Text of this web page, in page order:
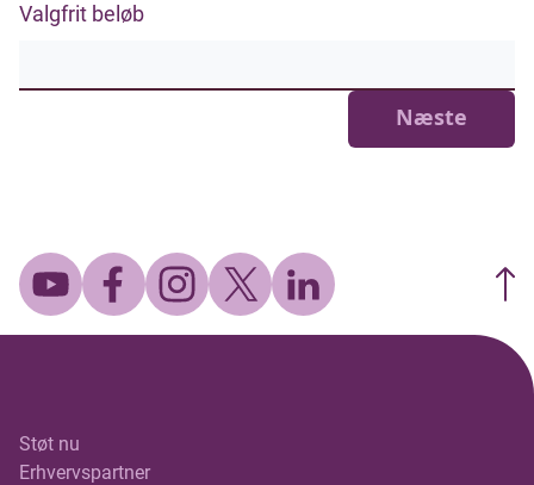
Valgfrit beløb
Næste
Støt nu
Erhvervspartner